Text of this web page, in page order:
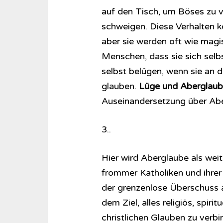
auf den Tisch, um Böses zu
schweigen. Diese Verhalten
aber sie werden oft wie
Menschen, dass sie sich
selbst belügen, wenn sie an
glauben. Lüge und
Auseinandersetzung über
3..
Hier wird Aberglaube als
frommer Katholiken und
der grenzenlose
dem Ziel, alles religiös,
christlichen Glauben zu